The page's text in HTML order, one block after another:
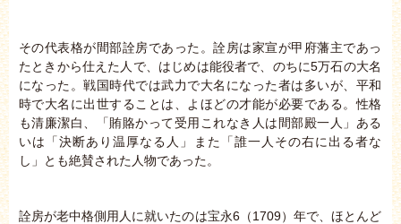
その代表格が間部詮房であった。詮房は家宣が甲府藩主であっ
たときから仕えた人で、はじめは能役者で、のちに5万石の大名
になった。戦国時代では武力で大名になった者は多いが、平和
時で大名に出世することは、よほどの才能が必要である。性格
も清廉潔白、「賄賂かって受用これなき人は間部殿一人」ある
いは「決断あり温厚なる人」また「誰一人その右に出る者な
し」とも絶賛された人物であった。
詮房が老中格側用人に就いたのは宝永6（1709）年で、ほとんど